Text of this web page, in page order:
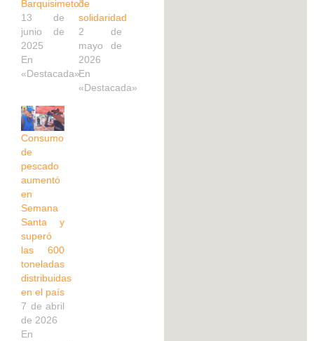
Barquisimeto”
13 de
junio de
2025
En
«Destacada»
de
solidaridad
2 de
mayo de
2026
En
«Destacada»
Consumo
de
pescado
aumentó
en
Semana
Santa y
superó
las 600
toneladas
distribuidas
en el país
7 de abril
de 2026
En